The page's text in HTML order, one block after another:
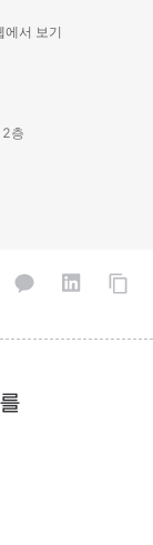
에서 보기
층
를